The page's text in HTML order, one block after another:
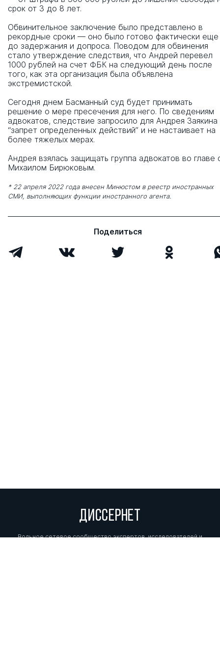
срок от 3 до 8 лет.
Обвинительное заключение было представлено в
рекордные сроки — оно было готово фактически еще
до задержания и допроса. Поводом для обвинения
стало утверждение следствия, что Андрей перевел
1000 рублей на счет ФБК на следующий день после
того, как эта организация была объявлена
экстремистской.
Сегодня днем Басманный суд будет принимать
решение о мере пресечения для него. По сведениям
адвокатов, следствие запросило для Андрея Заякина
“запрет определенных действий” и не настаивает на
более тяжелых мерах.
Андрея взялась защищать группа адвокатов во главе
Михаилом Бирюковым.
* 22 апреля 2022 года внесен Минюстом в реестр иностранных
СМИ, выполняющих функции иностранного агента.
Поделиться
ДИССЕРНЕТ
Вольное сетевое сообщество экспертов, исследователей и